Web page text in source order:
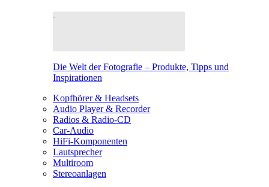
Die Welt der Fotografie – Produkte, Tipps und
Inspirationen
Kopfhörer & Headsets
Audio Player & Recorder
Radios & Radio-CD
Car-Audio
HiFi-Komponenten
Lautsprecher
Multiroom
Stereoanlagen